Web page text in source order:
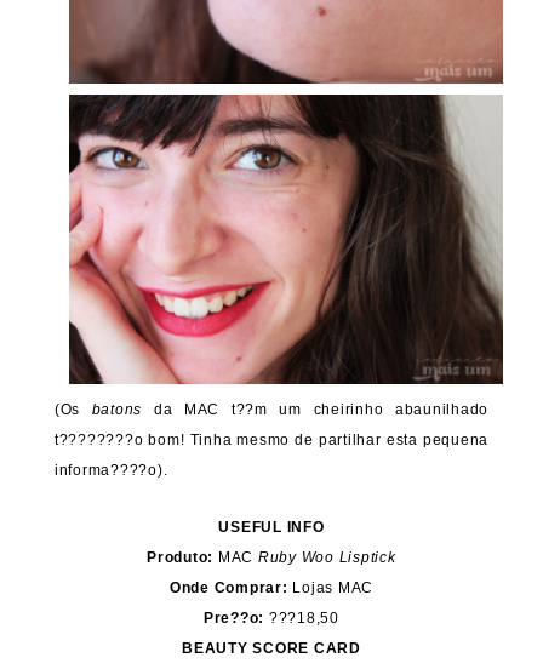
(Os batons da MAC t??m um cheirinho abaunilhado
t????????o bom! Tinha mesmo de partilhar esta pequena
informa????o).
USEFUL INFO
Produto: MAC Ruby Woo Lisptick
Onde Comprar: Lojas MAC
Pre??o: ???18,50
BEAUTY SCORE CARD